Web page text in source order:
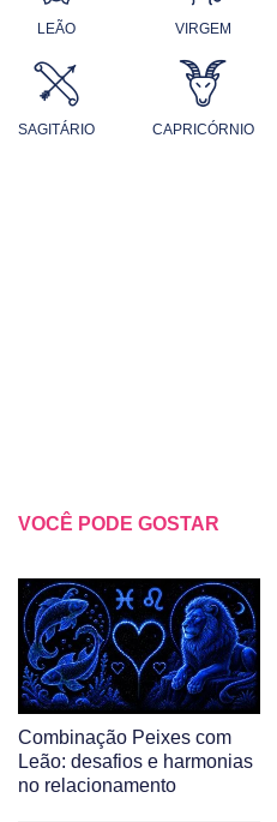
LEÃO VIRGEM
SAGITÁRIO CAPRICÓRNIO
VOCÊ PODE GOSTAR
Combinação Peixes com
Leão: desafios e harmonias
no relacionamento